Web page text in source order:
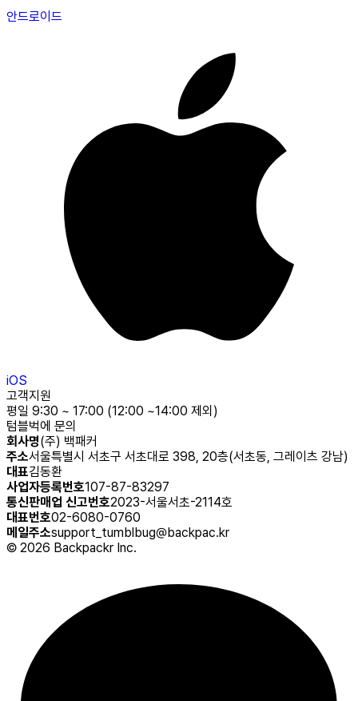
안드로이드
iOS
고객지원
평일 9:30 ~ 17:00 (12:00 ~14:00 제외)
텀블벅에 문의
회사명(주) 백패커
주소서울특별시 서초구 서초대로 398, 20층(서초동, 그레이츠 강남)
대표김동환
사업자등록번호107-87-83297
통신판매업 신고번호2023-서울서초-2114호
대표번호02-6080-0760
메일주소support_tumblbug@backpac.kr
© 2026 Backpackr Inc.